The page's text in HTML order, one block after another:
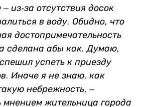
из-за отсутствия досок
в воду. Обидно, что
достопримечательность
сделана абы как. Думаю,
успеть к приезду
Иначе я не знаю, как
небрежность, –
мнением жительница города